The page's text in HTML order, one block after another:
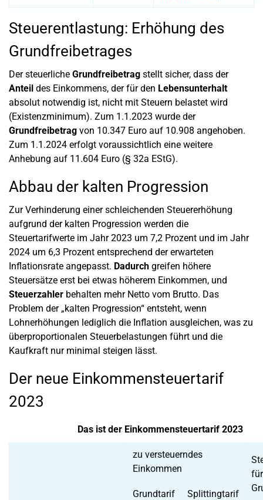
Steuerentlastung: Erhöhung des
Grundfreibetrages
Der steuerliche Grundfreibetrag stellt sicher, dass der
Anteil des Einkommens, der für den Lebensunterhalt
absolut notwendig ist, nicht mit Steuern belastet wird
(Existenzminimum). Zum 1.1.2023 wurde der
Grundfreibetrag von 10.347 Euro auf 10.908 angehoben.
Zum 1.1.2024 erfolgt voraussichtlich eine weitere
Anhebung auf 11.604 Euro (§ 32a EStG).
Abbau der kalten Progression
Zur Verhinderung einer schleichenden Steuererhöhung
aufgrund der kalten Progression werden die
Steuertarifwerte im Jahr 2023 um 7,2 Prozent und im Jahr
2024 um 6,3 Prozent entsprechend der erwarteten
Inflationsrate angepasst. Dadurch greifen höhere
Steuersätze erst bei etwas höherem Einkommen, und
Steuerzahler behalten mehr Netto vom Brutto. Das
Problem der „kalten Progression“ entsteht, wenn
Lohnerhöhungen lediglich die Inflation ausgleichen, was zu
überproportionalen Steuerbelastungen führt und die
Kaufkraft nur minimal steigen lässt.
Der neue Einkommensteuertarif
2023
Das ist der Einkommensteuertarif 2023
zu versteuerndes
Einkommen
für
Grundtarif Splittingtarif